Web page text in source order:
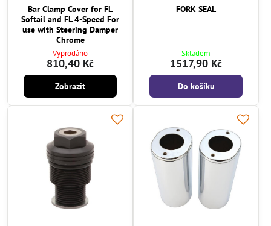
Bar Clamp Cover for FL
Softail and FL 4-Speed For
use with Steering Damper
Chrome
Vyprodáno
810,40 Kč
Zobrazit
FORK SEAL
Skladem
1517,90 Kč
Do košíku